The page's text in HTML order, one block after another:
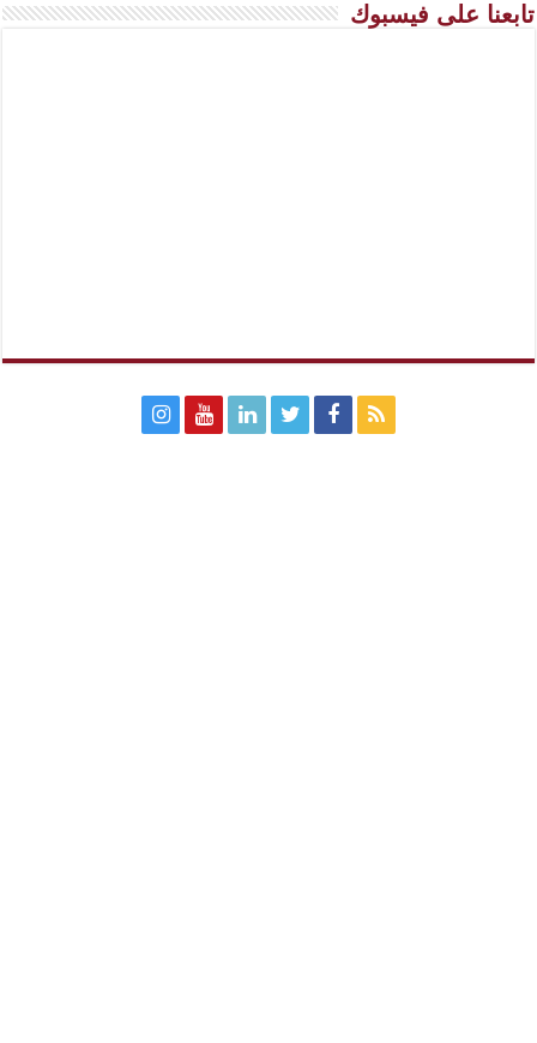
تابعنا على فيسبوك